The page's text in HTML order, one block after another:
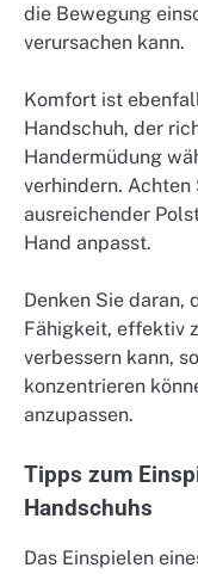
die Bewegung
verursachen kann.
Komfort ist
Handschuh, der
Handermüdung
verhindern. Achten
ausreichender
Hand anpasst.
Denken Sie daran,
Fähigkeit, effektiv
verbessern kann,
konzentrieren
anzupassen.
Tipps zum
Handschuhs
Das Einspielen